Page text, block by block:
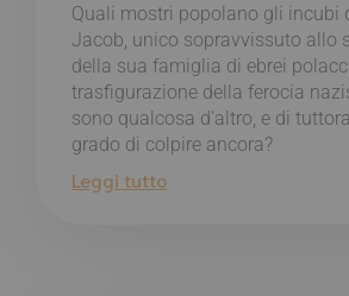
Quali mostri popolano gli incubi
Jacob, unico sopravvissuto allo
della sua famiglia di ebrei
trasfigurazione della ferocia
sono qualcosa d'altro, e di
grado di colpire ancora?
Leggi tutto